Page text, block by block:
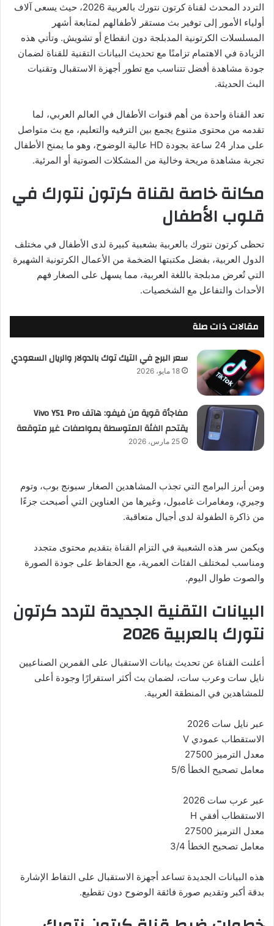
التردد المحدث لقناة كرتون نتورك بالعربية 2026، حيث يسعى آلاف
أولياء الأمور إلى توفير بث مستقر لأطفالهم لمتابعة أشهر
المسلسلات الكرتونية المدبلجة دون انقطاع أو تشويش. وتأتي هذه
الزيادة في الاهتمام تزامنًا مع تحديث البيانات التقنية للقناة لضمان
جودة مشاهدة أفضل تتناسب مع تطور أجهزة الاستقبال وتقنيات
البث الحديثة.
تعد القناة واحدة من أهم قنوات الأطفال في العالم العربي، لما
تقدمه من محتوى متنوع يجمع بين الترفيه والتعليم، مع بث متواصل
على مدار 24 ساعة بجودة HD عالية الوضوح، وهو ما يمنح الأطفال
تجربة مشاهدة مريحة وخالية من المشكلات الصوتية أو المرئية.
مكانة خاصة لقناة كرتون نتورك في
قلوب الأطفال
تحظى كرتون نتورك بالعربية بشعبية كبيرة لدى الأطفال في مختلف
الدول العربية، بفضل مكتبتها الضخمة من الأعمال الكرتونية الشهيرة
التي تُعرض مدبلجة باللغة العربية، مما يسهل على الصغار فهم
الأحداث والتفاعل مع الشخصيات.
مقالات ذات صلة
سعر البرج في التيك توك بالدولار والريال السعودي
18 مايو، 2026
مفاجأة قوية من فيفو: هاتف Vivo Y51 Pro
يقتحم الفئة المتوسطة بمواصفات غير متوقعة
25 مارس، 2026
ومن أبرز البرامج التي تجذب المشاهدين الصغار سبونج بوب، وتوم
وجيري، ومغامرات غامبول، وغيرها من العناوين التي أصبحت جزءًا
من ذاكرة الطفولة لدى أجيال متعاقبة.
ويكمن سر هذه الشعبية في التزام القناة بتقديم محتوى متجدد
ومناسب لمختلف الفئات العمرية، مع الحفاظ على جودة الصورة
والصوت طوال اليوم.
البيانات التقنية الجديدة لتردد كرتون
نتورك بالعربية 2026
أعلنت القناة عن تحديث بيانات الاستقبال على القمرين الصناعيين
نايل سات وعرب سات، لضمان بث أكثر استقرارًا وجودة أعلى
للمشاهدين في المنطقة العربية.
عبر نايل سات 2026
الاستقطاب عمودي V
معدل الترميز 27500
معامل تصحيح الخطأ 5/6
عبر عرب سات 2026
الاستقطاب أفقي H
معدل الترميز 27500
معامل تصحيح الخطأ 3/4
هذه البيانات الجديدة تساعد أجهزة الاستقبال على التقاط الإشارة
بدقة أكبر وتقديم صورة فائقة الوضوح دون تقطيع.